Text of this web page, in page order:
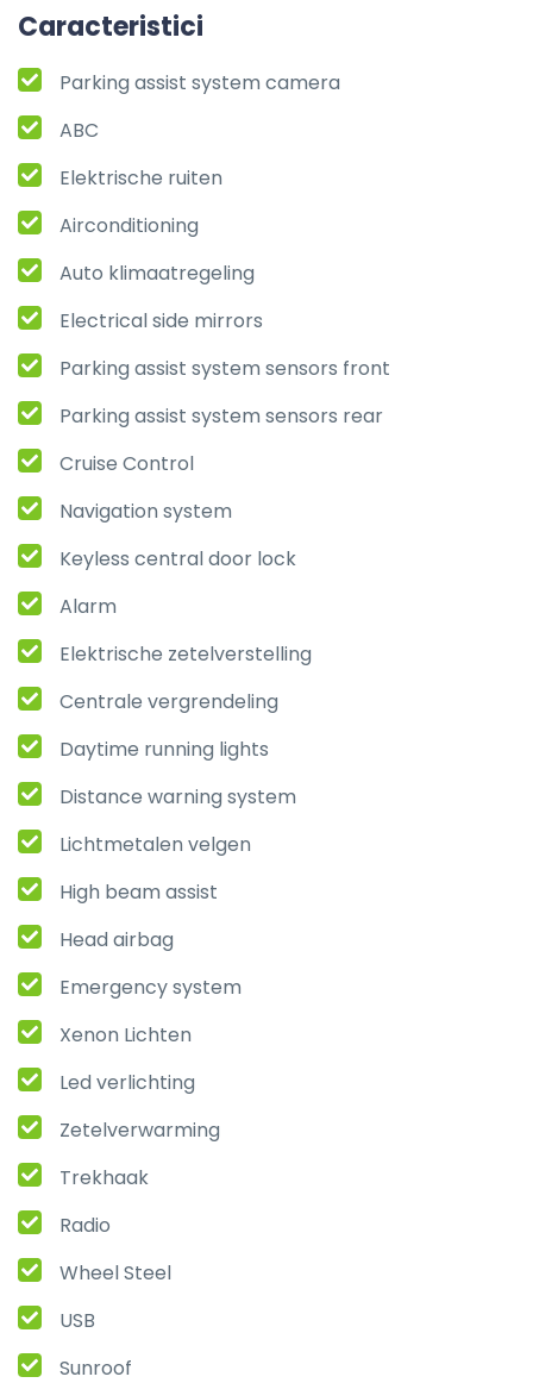
Caracteristici
Parking assist system camera
ABC
Elektrische ruiten
Airconditioning
Auto klimaatregeling
Electrical side mirrors
Parking assist system sensors front
Parking assist system sensors rear
Cruise Control
Navigation system
Keyless central door lock
Alarm
Elektrische zetelverstelling
Centrale vergrendeling
Daytime running lights
Distance warning system
Lichtmetalen velgen
High beam assist
Head airbag
Emergency system
Xenon Lichten
Led verlichting
Zetelverwarming
Trekhaak
Radio
Wheel Steel
USB
Sunroof